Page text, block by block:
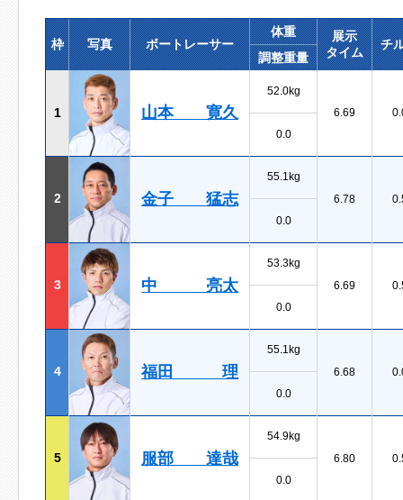
枠 写真 ボートレーサー
体重
展示
タイム
チ
調整重量
1 山本 寛久
52.0kg
6.69
0.0
2 金子 猛志
55.1kg
6.78
0.0
3 中 亮太
53.3kg
6.69
0.0
4 福田 理
55.1kg
6.68
0.0
5 服部 達哉
54.9kg
6.80
0.0